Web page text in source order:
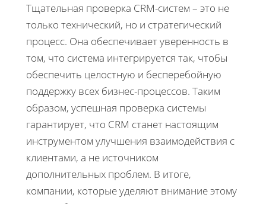
Тщательная проверка CRM-систем – это не
только технический, но и стратегический
процесс. Она обеспечивает уверенность в
том, что система интегрируется так, чтобы
обеспечить целостную и бесперебойную
поддержку всех бизнес-процессов. Таким
образом, успешная проверка системы
гарантирует, что CRM станет настоящим
инструментом улучшения взаимодействия с
клиентами, а не источником
дополнительных проблем. В итоге,
компании, которые уделяют внимание этому